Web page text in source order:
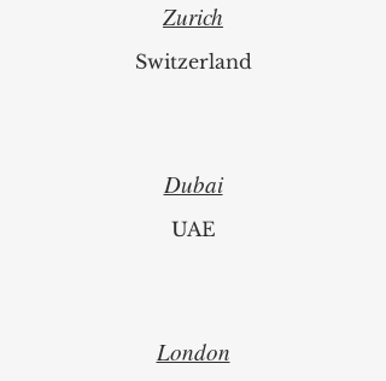
Zurich
Switzerland
Dubai
UAE
London